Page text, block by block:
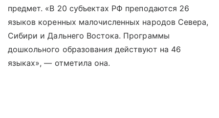
предмет. «В 20 субъектах РФ преподаются 26
языков коренных малочисленных народов Севера,
Сибири и Дальнего Востока. Программы
дошкольного образования действуют на 46
языках», — отметила она.